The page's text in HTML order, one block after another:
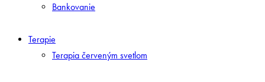
Bankovanie
Terapie
Terapia červeným svetlom